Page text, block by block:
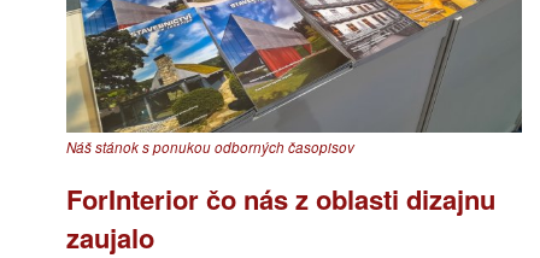
Náš stánok s ponukou odborných časopisov
ForInterior čo nás z oblasti dizajnu
zaujalo